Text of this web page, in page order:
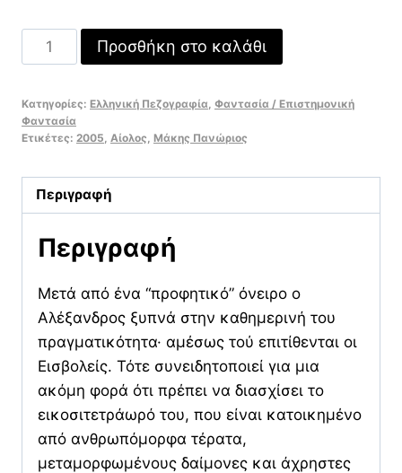
διαδρομή.
καταδίκη
Δίπτυχο
Προσθήκη στο καλάθι
Κατηγορίες: Ελληνική Πεζογραφία Φαντασία / Επιστημονική
Φαντασία
Ετικέτες: 2005 Αίολος Μάκης Πανώριος
Περιγραφή
Περιγραφή
Μετά από ένα “προφητικό” όνειρο ο
Αλέξανδρος ξυπνά στην καθημερινή του
πραγματικότητα· αμέσως τού επιτίθενται οι
Εισβολείς. Τότε συνειδητοποιεί για μια
ακόμη φορά ότι πρέπει να διασχίσει το
εικοσιτετράωρό του, που είναι κατοικημένο
από ανθρωπόμορφα τέρατα,
μεταμορφωμένους δαίμονες και άχρηστες